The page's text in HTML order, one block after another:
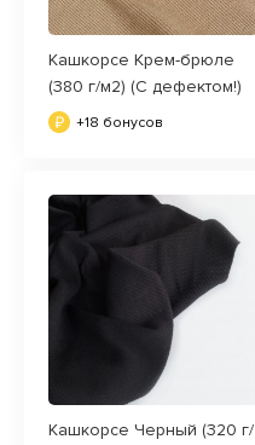
Кашкорсе Крем-брюле
(380 г/м2) (С дефектом!)
+18 бонусов
Кашкорсе Черный (320 г/